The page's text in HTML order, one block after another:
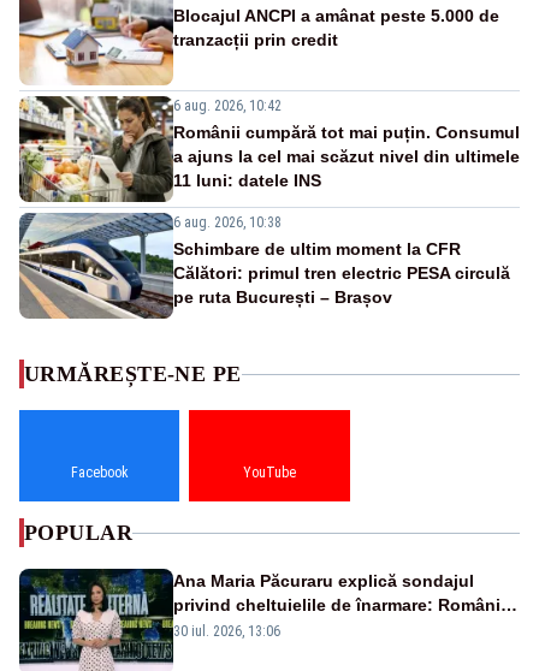
Blocajul ANCPI a amânat peste 5.000 de
tranzacții prin credit
6 aug. 2026, 10:42
Românii cumpără tot mai puțin. Consumul
a ajuns la cel mai scăzut nivel din ultimele
11 luni: datele INS
6 aug. 2026, 10:38
Schimbare de ultim moment la CFR
Călători: primul tren electric PESA circulă
pe ruta București – Brașov
URMĂREȘTE-NE PE
Facebook YouTube
POPULAR
Ana Maria Păcuraru explică sondajul
privind cheltuielile de înarmare: Românii
cer transparență în achiziții și un echilibru
30 iul. 2026, 13:06